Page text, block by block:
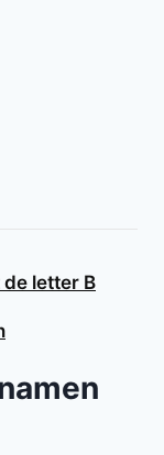
letter B